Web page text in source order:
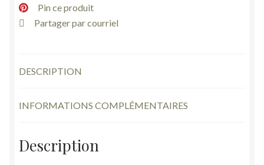
parfum
Guerlain
Pin ce produit
Partager par courriel
DESCRIPTION
INFORMATIONS COMPLÉMENTAIRES
Description